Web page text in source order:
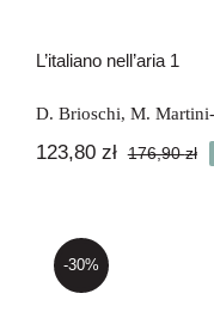
L’italiano nell’aria 1
D. Brioschi, M.
176,90zł
123,80 zł
-30%